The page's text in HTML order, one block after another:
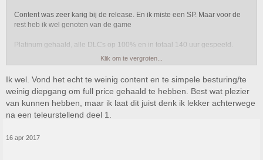
Content was zeer karig bij de release. En ik miste een SP. Maar voor de
rest heb ik wel genoten van de game
Platinum gehaald, alle DLCs op 100% en in totaal 140 uur gespeeld.
Geen spijt van gehad dat ik er op day 1 €70 voor heb neergelegd.
Laat deel 2 maar komen
Klik om te vergroten...
Ik wel. Vond het echt te weinig content en te simpele besturing/te
weinig diepgang om full price gehaald te hebben. Best wat plezier
van kunnen hebben, maar ik laat dit juist denk ik lekker achterwege
na een teleurstellend deel 1.
16 apr 2017